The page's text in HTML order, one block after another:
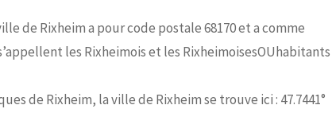
de Rixheim a pour code postale 68170 et a comme
les Rixheimois et les RixheimoisesOUhabitants
de Rixheim, la ville de Rixheim se trouve ici : 47.7441°